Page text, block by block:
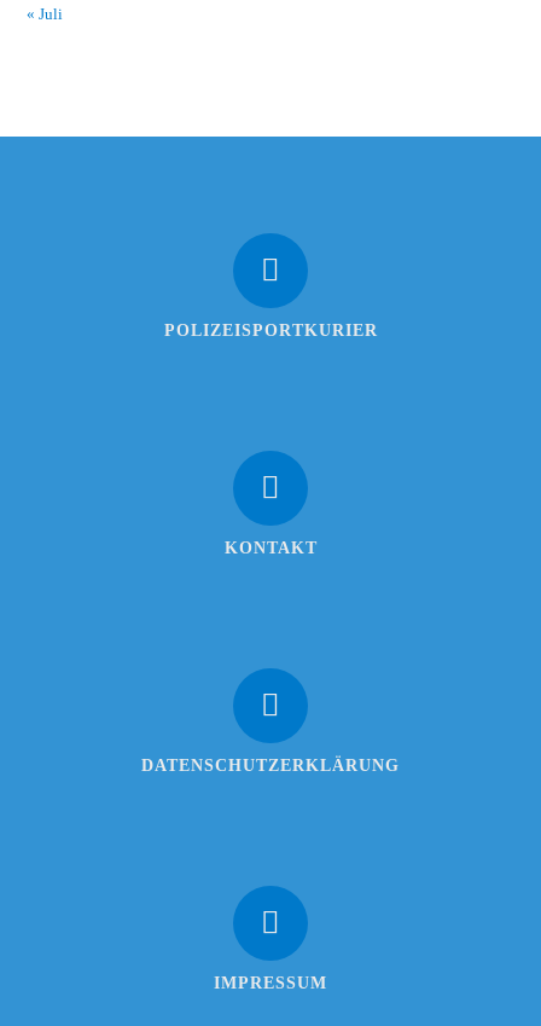
« Juli
POLIZEISPORTKURIER
KONTAKT
DATENSCHUTZERKLÄRUNG
IMPRESSUM